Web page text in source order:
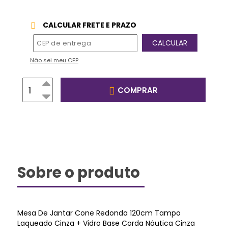
CALCULAR FRETE E PRAZO
Não sei meu CEP
COMPRAR
Sobre o produto
Mesa De Jantar Cone Redonda 120cm Tampo
Laqueado Cinza + Vidro Base Corda Náutica Cinza